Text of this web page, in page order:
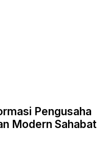
Pengusaha
Modern Sahabat